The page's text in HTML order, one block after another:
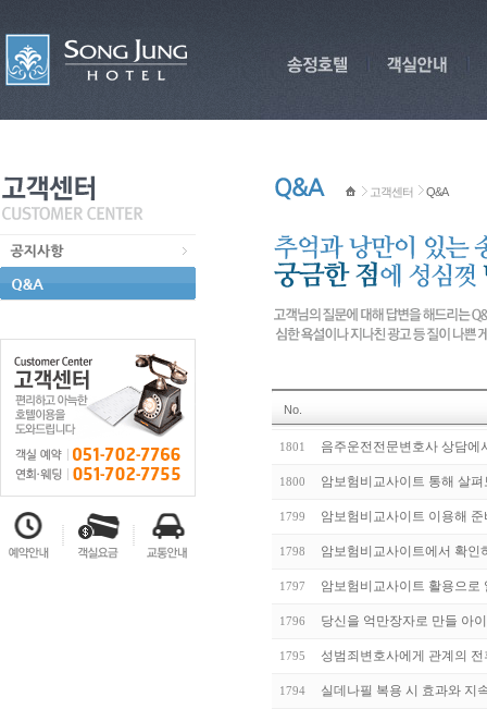
고객센터 Q&A
No.
1801 음주운전전문변호사 상담에
1800 암보험비교사이트 통해 살
1799 암보험비교사이트 이용해
1798 암보험비교사이트에서 확인
1797 암보험비교사이트 활용으로
1796 당신을 억만장자로 만들 아
1795 성범죄변호사에게 관계의
1794 실데나필 복용 시 효과와 지